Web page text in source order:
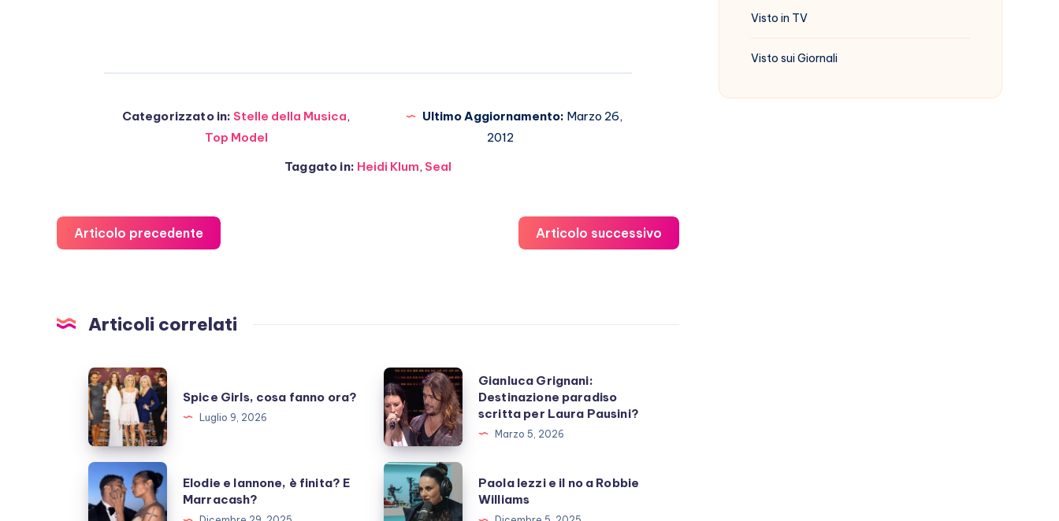
Categorizzato in: Stelle della Musica,
Top Model
Ultimo Aggiornamento: Marzo 26,
2012
Taggato in: Heidi Klum, Seal
Articolo precedente Articolo successivo
Articoli correlati
Spice
Girls,
cosa
fanno
ora?
Spice Girls, cosa fanno ora?
Luglio 9, 2026
Gianluca
Grignani:
Destinazione
paradiso
scritta
per
Laura
Gianluca Grignani:
Destinazione paradiso
scritta per Laura Pausini?
Marzo 5, 2026
Elodie
e
Iannone,
Elodie e Iannone, è finita? E
Marracash?
Paola
Iezzi
e
Paola Iezzi e il no a Robbie
Williams
Visto in TV
Visto sui Giornali